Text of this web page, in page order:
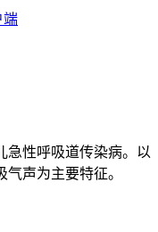
端
急性呼吸道传染病。以
声为主要特征。